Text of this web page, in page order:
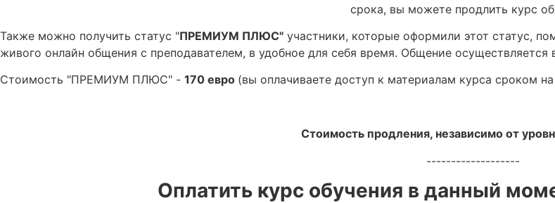
срока, вы можете продлить курс
Также можно получить статус "ПРЕМИУМ ПЛЮС" участники, которые оформили этот статус,
живого онлайн общения с преподавателем, в удобное для себя время. Общение осуществляется
Стоимость "ПРЕМИУМ ПЛЮС" - 170 евро (вы оплачиваете доступ к материалам курса сроком
Стоимость продления, независимо от
-------------------
Оплатить курс обучения в данный